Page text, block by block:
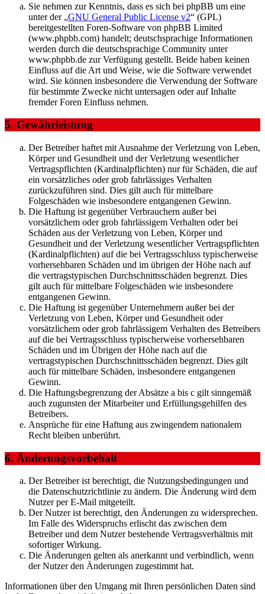
Sie nehmen zur Kenntnis, dass es sich bei phpBB um eine
unter der „GNU General Public License v2“ (GPL)
bereitgestellten Foren-Software von phpBB Limited
(www.phpbb.com) handelt; deutschsprachige Informationen
werden durch die deutschsprachige Community unter
www.phpbb.de zur Verfügung gestellt. Beide haben keinen
Einfluss auf die Art und Weise, wie die Software verwendet
wird. Sie können insbesondere die Verwendung der Software
für bestimmte Zwecke nicht untersagen oder auf Inhalte
fremder Foren Einfluss nehmen.
5. Gewährleistung
Der Betreiber haftet mit Ausnahme der Verletzung von Leben,
Körper und Gesundheit und der Verletzung wesentlicher
Vertragspflichten (Kardinalpflichten) nur für Schäden, die auf
ein vorsätzliches oder grob fahrlässiges Verhalten
zurückzuführen sind. Dies gilt auch für mittelbare
Folgeschäden wie insbesondere entgangenen Gewinn.
Die Haftung ist gegenüber Verbrauchern außer bei
vorsätzlichem oder grob fahrlässigem Verhalten oder bei
Schäden aus der Verletzung von Leben, Körper und
Gesundheit und der Verletzung wesentlicher Vertragspflichten
(Kardinalpflichten) auf die bei Vertragsschluss typischerweise
vorhersehbaren Schäden und im übrigen der Höhe nach auf
die vertragstypischen Durchschnittsschäden begrenzt. Dies
gilt auch für mittelbare Folgeschäden wie insbesondere
entgangenen Gewinn.
Die Haftung ist gegenüber Unternehmern außer bei der
Verletzung von Leben, Körper und Gesundheit oder
vorsätzlichem oder grob fahrlässigem Verhalten des Betreibers
auf die bei Vertragsschluss typischerweise vorhersehbaren
Schäden und im Übrigen der Höhe nach auf die
vertragstypischen Durchschnittsschäden begrenzt. Dies gilt
auch für mittelbare Schäden, insbesondere entgangenen
Gewinn.
Die Haftungsbegrenzung der Absätze a bis c gilt sinngemäß
auch zugunsten der Mitarbeiter und Erfüllungsgehilfen des
Betreibers.
Ansprüche für eine Haftung aus zwingendem nationalem
Recht bleiben unberührt.
6. Änderungsvorbehalt
Der Betreiber ist berechtigt, die Nutzungsbedingungen und
die Datenschutzrichtlinie zu ändern. Die Änderung wird dem
Nutzer per E-Mail mitgeteilt.
Der Nutzer ist berechtigt, den Änderungen zu widersprechen.
Im Falle des Widerspruchs erlischt das zwischen dem
Betreiber und dem Nutzer bestehende Vertragsverhältnis mit
sofortiger Wirkung.
Die Änderungen gelten als anerkannt und verbindlich, wenn
der Nutzer den Änderungen zugestimmt hat.
Informationen über den Umgang mit Ihren persönlichen Daten sind